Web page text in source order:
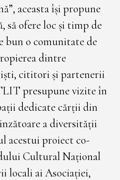
aceasta își propune
să ofere loc și timp de
bun o comunitate de
dintre
cititori și partenerii
presupune vizite în
dedicate cărții din
a diversității
acestui proiect co-
Cultural Național
locali ai Asociației,